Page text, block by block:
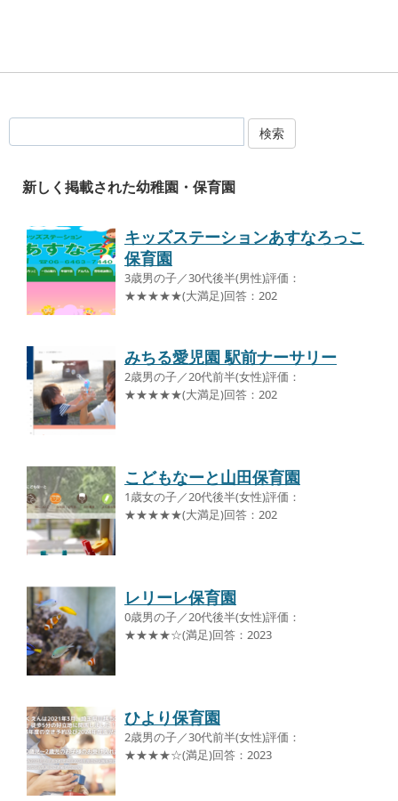
検索
新しく掲載された幼稚園・保育園
キッズステーションあすなろっこ
保育園
3歳男の子／30代後半(男性)評価：
★★★★★(大満足)回答：202
みちる愛児園 駅前ナーサリー
2歳男の子／20代前半(女性)評価：
★★★★★(大満足)回答：202
こどもなーと山田保育園
1歳女の子／20代後半(女性)評価：
★★★★★(大満足)回答：202
レリーレ保育園
0歳男の子／20代後半(女性)評価：
★★★★☆(満足)回答：2023
ひより保育園
2歳男の子／30代前半(女性)評価：
★★★★☆(満足)回答：2023